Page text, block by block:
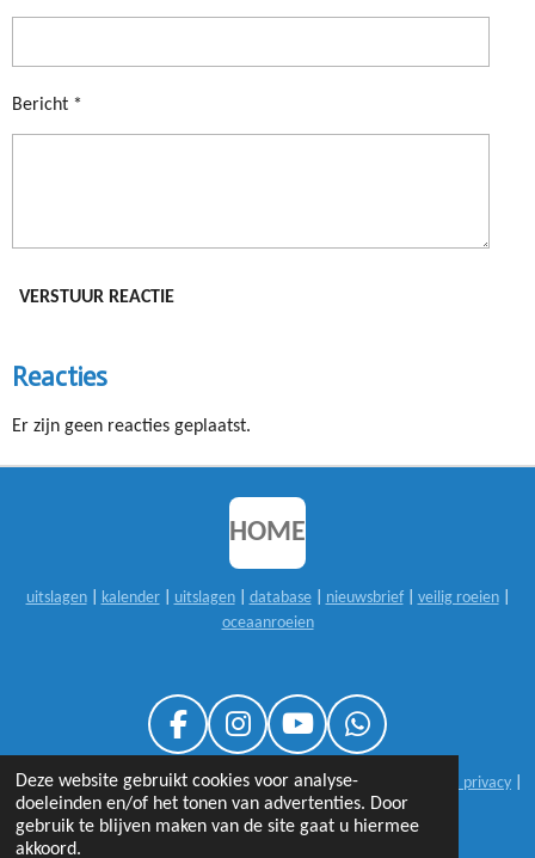
Deze website gebruikt cookies voor analyse-
doeleinden en/of het tonen van advertenties. Door
gebruik te blijven maken van de site gaat u hiermee
akkoord.
Bericht *
VERSTUUR REACTIE
Reacties
Er zijn geen reacties geplaatst.
HOME
uitslagen| kalender| uitslagen| database| nieuwsbrief| veilig roeien|
oceaanroeien
F
C
E
I
S
T
Y
U
T
W
A
T
© 1999-2026 sloeproeienNL |25 jaar sloeproeienNL disclaimer & privacy
contact